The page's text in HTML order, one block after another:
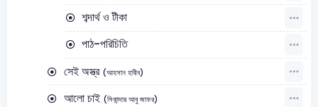
শব্দার্থ ও টীকা
পাঠ-পরিচিতি
সেই অস্ত্র (আহসান হাবীব)
আলো চাই (সিকান্দার আবু জাফর)